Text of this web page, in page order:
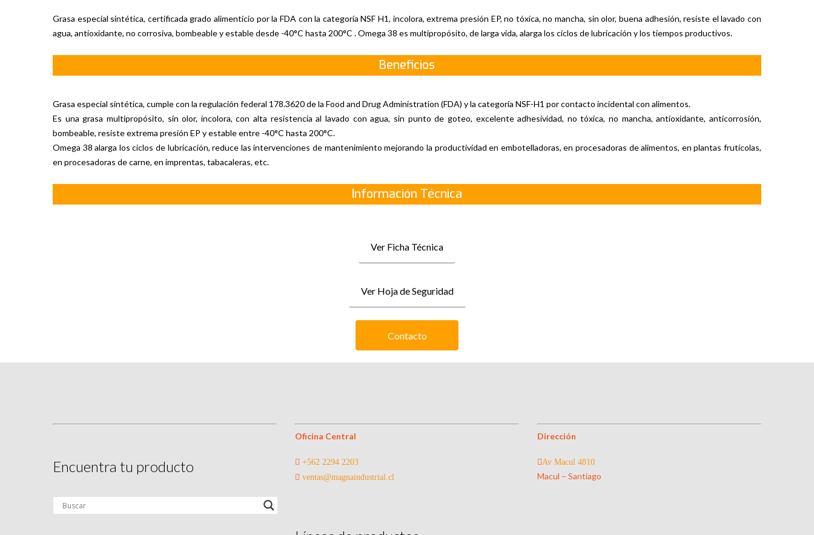
Grasa especial sintética, certificada grado alimenticio por la FDA con la categoría NSF H1, incolora, extrema presión EP, no tóxica, no mancha, sin olor, buena adhesión, resiste el lavado con
agua, antioxidante, no corrosiva, bombeable y estable desde -40°C hasta 200°C . Omega 38 es multipropósito, de larga vida, alarga los ciclos de lubricación y los tiempos productivos.
Beneficios
Grasa especial sintética, cumple con la regulación federal 178.3620 de la Food and Drug Administration (FDA) y la categoría NSF-H1 por contacto incidental con alimentos.
Es una grasa multipropósito, sin olor, incolora, con alta resistencia al lavado con agua, sin punto de goteo, excelente adhesividad, no tóxica, no mancha, antioxidante, anticorrosión,
bombeable, resiste extrema presión EP y estable entre -40°C hasta 200°C.
Omega 38 alarga los ciclos de lubricación, reduce las intervenciones de mantenimiento mejorando la productividad en embotelladoras, en procesadoras de alimentos, en plantas frutícolas,
en procesadoras de carne, en imprentas, tabacaleras, etc.
Información Técnica
Ver Ficha Técnica
Ver Hoja de Seguridad
Contacto
Encuentra tu producto
Oficina Central
+562 2294 2203
ventas@magnaindustrial.cl
Dirección
Av Macul 4810
Macul – Santiago